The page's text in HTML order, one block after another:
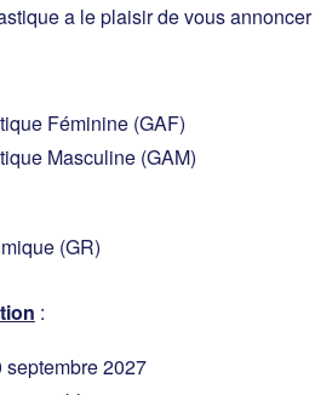
a le plaisir de vous
Féminine (GAF)
Masculine (GAM)
(GR)
:
2027